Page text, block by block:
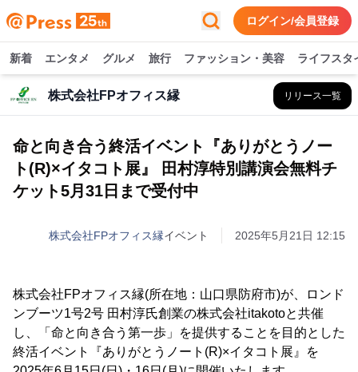
ログイン/会員登録
新着 エンタメ グルメ 旅行 ファッション・美容 ライフスタ
株式会社FPオフィス縁 リリース一覧
命と向き合う終活イベント『ありがとうノー
ト(R)×イタコト展』 田村淳特別講演会無料チ
ケット5月31日まで受付中
株式会社FPオフィス縁イベント 2025年5月21日 12:15
株式会社FPオフィス縁(所在地：山口県防府市)が、ロンド
ンブーツ1号2号 田村淳氏創業の株式会社itakotoと共催
し、「命と向き合う第一歩」を提供することを目的とした
終活イベント『ありがとうノート(R)×イタコト展』を